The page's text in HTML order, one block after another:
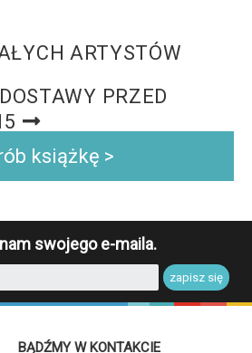
ARTYSTÓW
PRZED
książkę >
swojego e-maila.
BĄDŹMY W KONTAKCIE